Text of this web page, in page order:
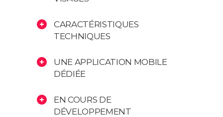
CARACTÉRISTIQUES
TECHNIQUES
UNE APPLICATION MOBILE
DÉDIÉE
EN COURS DE
DÉVELOPPEMENT